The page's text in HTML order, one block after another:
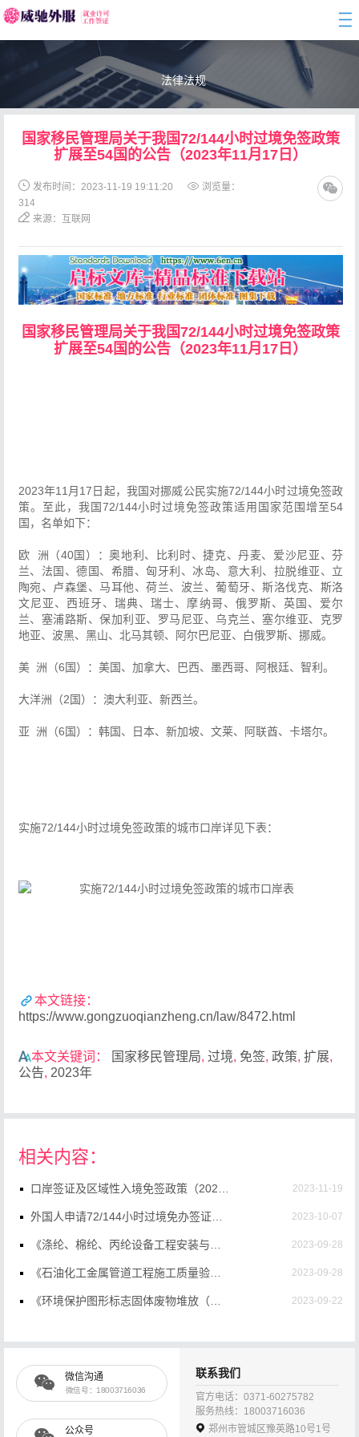
法律法规
国家移民管理局关于我国72/144小时过境免签政策
扩展至54国的公告（2023年11月17日）
发布时间：2023-11-19 19:11:20
浏览量：
314
来源：互联网
国家移民管理局关于我国72/144小时过境免签政策
扩展至54国的公告（2023年11月17日）
2023年11月17日起，我国对挪威公民实施72/144小时过境免签政
策。至此，我国72/144小时过境免签政策适用国家范围增至54
国，名单如下：
欧 洲（40国）：奥地利、比利时、捷克、丹麦、爱沙尼亚、芬
兰、法国、德国、希腊、匈牙利、冰岛、意大利、拉脱维亚、立
陶宛、卢森堡、马耳他、荷兰、波兰、葡萄牙、斯洛伐克、斯洛
文尼亚、西班牙、瑞典、瑞士、摩纳哥、俄罗斯、英国、爱尔
兰、塞浦路斯、保加利亚、罗马尼亚、乌克兰、塞尔维亚、克罗
地亚、波黑、黑山、北马其顿、阿尔巴尼亚、白俄罗斯、挪威。
美 洲（6国）：美国、加拿大、巴西、墨西哥、阿根廷、智利。
大洋洲（2国）：澳大利亚、新西兰。
亚 洲（6国）：韩国、日本、新加坡、文莱、阿联酋、卡塔尔。
实施72/144小时过境免签政策的城市口岸详见下表：
本文链接：
https://www.gongzuoqianzheng.cn/law/8472.html
本文关键词： 国家移民管理局, 过境, 免签, 政策, 扩展,
公告, 2023年
相关内容：
口岸签证及区域性入境免签政策（2023年11月16日） 2023-11-19
外国人申请72/144小时过境免办签证需要满足什么条件？ 2023-10-07
《涤纶、棉纶、丙纶设备工程安装与质量验收规范（2023年版）》（GB50695-2011）【全文附高清无水印PDF+Word版下载】 2023-09-28
《石油化工金属管道工程施工质量验收规范（2023年版）》（GB50517-2010）【全文附高清无水印PDF+DOC/Word版下载】 2023-09-28
《环境保护图形标志固体废物堆放（填埋）场》（GB15562.2-1995）【附2023年修改单】【全文附高清无水印PDF+DOC/Word版下载】 2023-09-22
微信沟通
微信号：18003716036
公众号
联系我们
官方电话：0371-60275782
服务热线：18003716036
郑州市管城区豫英路10号1号